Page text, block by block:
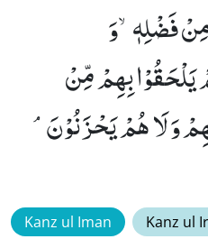
مِنْ فَضْلِهٖۙ-وَ
بِهِمْ مِّنْ
وَ لَا هُمْ یَحْزَنُوْنَۘ
Kanz ul Iman Kanz ul